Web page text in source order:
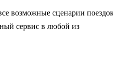
возможные сценарии
сервис в любой из